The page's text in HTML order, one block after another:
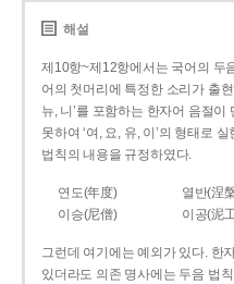
해설
제10항~제12항에서는 국어의 두
어의 첫머리에 특정한 소리가 출
뉴, 니’를 포함하는 한자어 음절이
못하여 ‘여, 요, 유, 이’의 형태로
법칙의 내용을 규정하였다.
연도(年度) 열반(涅
이승(尼僧)
이공(泥
그런데 여기에는 예외가 있다. 한
있더라도 의존 명사에는 두음 법